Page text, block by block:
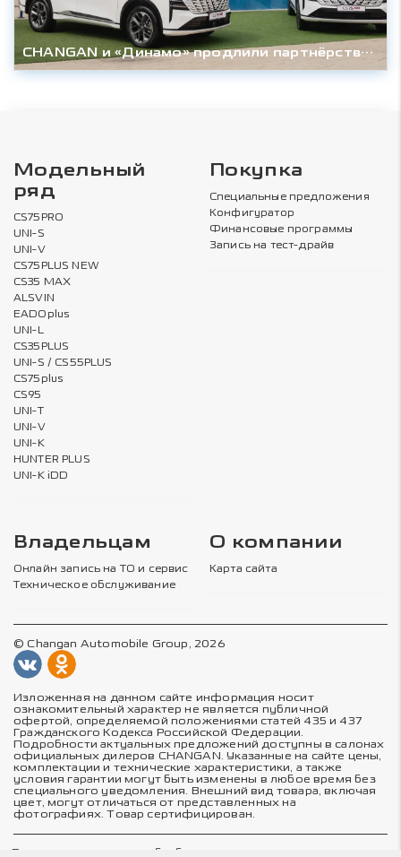
CHANGAN и «Динамо» продлили партнёрство до конца сезона 2027/28гг.
Модельный
ряд
CS75PRO
UNI-S
UNI-V
CS75PLUS NEW
CS35 MAX
ALSVIN
EADOplus
UNI-L
CS35PLUS
UNI-S / CS55PLUS
CS75plus
CS95
UNI-T
UNI-V
UNI-K
HUNTER PLUS
UNI-K iDD
Покупка
Специальные предложения
Конфигуратор
Финансовые программы
Запись на тест-драйв
Владельцам
Онлайн запись на ТО и сервис
Техническое обслуживание
О компании
Карта сайта
© Changan Automobile Group, 2026
Изложенная на данном сайте информация носит
ознакомительный характер не является публичной
офертой, определяемой положениями статей 435 и 437
Гражданского Кодекса Российской Федерации.
Подробности актуальных предложений доступны в салонах
официальных дилеров CHANGAN. Указанные на сайте цены,
комплектации и технические характеристики, а также
условия гарантии могут быть изменены в любое время без
специального уведомления. Внешний вид товара, включая
цвет, могут отличаться от представленных на
фотографиях. Товар сертифицирован.
Политика в отношении обработки персональных данных